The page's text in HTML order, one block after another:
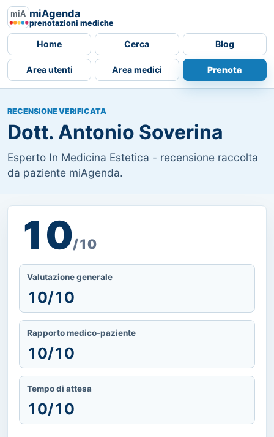
miAgenda
prenotazioni mediche
Home Cerca Blog
Area utenti Area medici Prenota
RECENSIONE VERIFICATA
Dott. Antonio Soverina
Esperto In Medicina Estetica - recensione raccolta
da paziente miAgenda.
10/10
Valutazione generale
10/10
Rapporto medico-paziente
10/10
Tempo di attesa
10/10